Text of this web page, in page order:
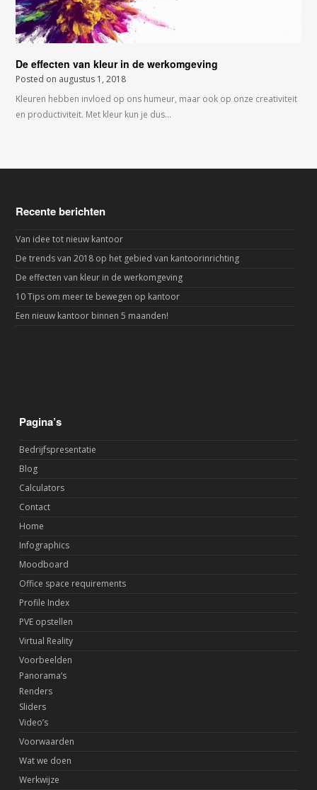
De effecten van kleur in de werkomgeving
Posted on augustus 1, 2018
Kleuren hebben invloed op ons humeur, maar ook op onze creativiteit
en productiviteit. Met kleur kun je dus…
Recente berichten
Van idee tot nieuw kantoor
De trends van 2018 op het gebied van kantoorinrichting
De effecten van kleur in de werkomgeving
10 Tips om meer te bewegen op kantoor
Een nieuw kantoor binnen 5 maanden!
Pagina’s
Bedrijfspresentatie
Blog
Calculators
Contact
Home
Infographics
Moodboard
Office space requirements
Profile Index
PVE opstellen
Virtual Reality
Voorbeelden
Panorama’s
Renders
Sliders
Video’s
Voorwaarden
Wat we doen
Werkwijze